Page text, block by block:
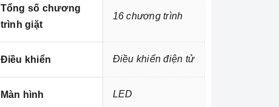
Tổng số chương
trình giặt
16 chương trình
Điều khiển Điều khiển điện tử
Màn hình LED